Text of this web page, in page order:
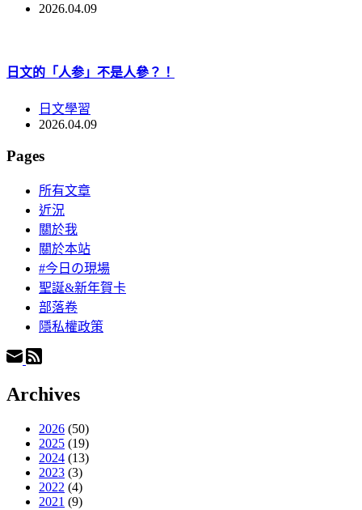
2026.04.09
日文的「人参」不是人參？！
日文學習
2026.04.09
Pages
所有文章
近況
關於我
關於本站
#今日の現場
聖誕&新年賀卡
部落卷
隱私權政策
Archives
2026 (50)
2025 (19)
2024 (13)
2023 (3)
2022 (4)
2021 (9)